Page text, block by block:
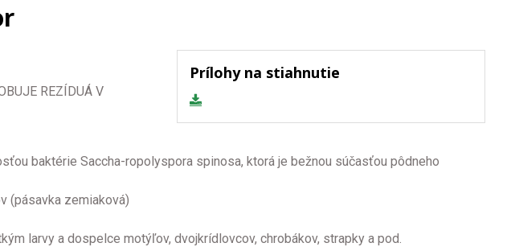
Prílohy na stiahnutie
REZÍDUÁ V
baktérie Saccha-ropolyspora spinosa, ktorá je bežnou súčasťou pôdneho
(pásavka zemiaková)
larvy a dospelce motýľov, dvojkrídlovcov, chrobákov, strapky a pod.